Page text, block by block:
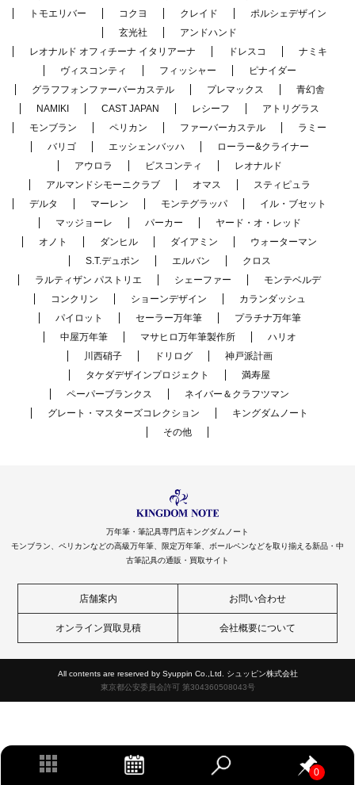
0
トモエリバー
コクヨ クレイド
ポルシェデザイン
玄光社
アンドハンド
レオナルド オフィチーナ イタリアーナ
ドレスコ
ナミキ
ヴィスコンティ
フィッシャー
ピナイダー
グラフフォンファーバーカステル
プレマックス
青幻舎
NAMIKI
CAST JAPAN レシーフ
アトリグラス
モンブラン
ペリカン ファーバーカステル
ラミー
バリゴ
エッシェンバッハ
ローラー&クライナー
アウロラ
ビスコンティ
レオナルド
アルマンドシモーニクラブ
オマス
スティピュラ
デルタ
マーレン モンテグラッパ
イル・ブセット
マッジョーレ
パーカー
ヤード・オ・レッド
オノト
ダンヒル ダイアミン
ウォーターマン
S.T.デュポン
エルバン
クロス
ラルティザン パストリエ
シェーファー
モンテベルデ
コンクリン
ショーンデザイン
カランダッシュ
パイロット
セーラー万年筆
プラチナ万年筆
中屋万年筆
マサヒロ万年筆製作所
ハリオ
川西硝子
ドリログ
神戸派計画
タケダデザインプロジェクト
満寿屋
ペーパーブランクス
ネイバー＆クラフツマン
グレート・マスターズコレクション
キングダムノート
その他
万年筆・筆記具専門店キングダムノート
モンブラン、ペリカンなどの高級万年筆、限定万年筆、ボールペンなどを取り揃える新品・中
古筆記具の通販・買取サイト
店舗案内 お問い合わせ
オンライン買取見積 会社概要について
All contents are reserved by Syuppin Co.,Ltd. シュッピン株式会社
東京都公安委員会許可 第304360508043号